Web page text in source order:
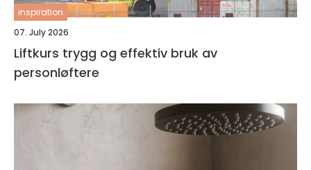
inspiration
07. July 2026
Liftkurs trygg og effektiv bruk av
personløftere